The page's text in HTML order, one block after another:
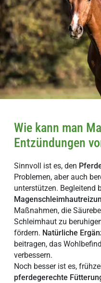
Wie kann man
Entzündungen
Sinnvoll ist es, den
Problemen, aber auch
unterstützen. Begleitend
Maßnahmen, die
Schleimhaut zu
fördern. Natürliche
beitragen, das
verbessern.
Noch besser ist es,
pferdegerechte